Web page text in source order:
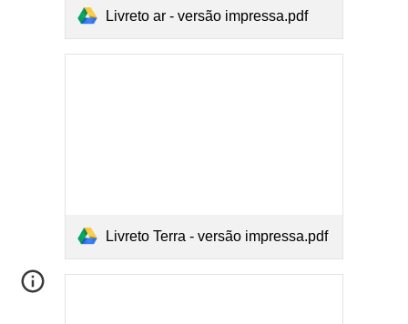
Livreto ar - versão impressa.pdf
Livreto Terra - versão impressa.pdf